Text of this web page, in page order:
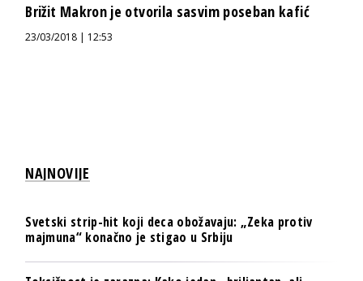
Brižit Makron je otvorila sasvim poseban kafić
23/03/2018 | 12:53
NAJNOVIJE
Svetski strip-hit koji deca obožavaju: „Zeka protiv
majmuna“ konačno je stigao u Srbiju